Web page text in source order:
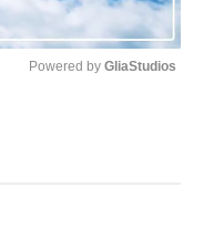
Powered by GliaStudios